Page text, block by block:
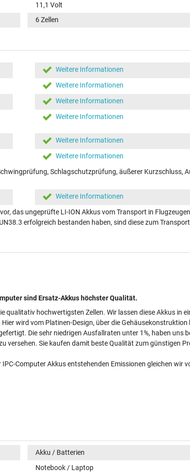
11,1 Volt
6 Zellen
Weitere Informationen
Weitere Informationen
Weitere Informationen
Weitere Informationen
Weitere Informationen
Weitere Informationen
Schlagschutzprüfung, äußerer Kurzschluss,
Weitere Informationen
das ungeprüfte LI-ION Akkus vom Transport in
erfolgreich bestanden haben, sind diese zum
sind Ersatz-Akkus höchster Qualität.
qualitativ hochwertigsten Zellen. Wir lassen diese Akkus in
wird vom Platinen-Design, über die
Die sehr niedrigen Ausfallraten unter 1%, haben uns
versehen. Sie kaufen damit beste Qualität zum günstigen
Computer Akkus entstehenden Emissionen gleichen wir
Akku / Batterien
Notebook / Laptop